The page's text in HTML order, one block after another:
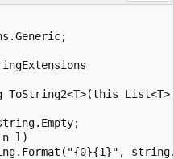
ToString2<T>(this List<T>
l)